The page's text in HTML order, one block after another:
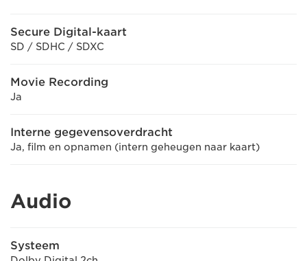
Secure Digital-kaart
SD / SDHC / SDXC
Movie Recording
Ja
Interne gegevensoverdracht
Ja, film en opnamen (intern geheugen naar kaart)
Audio
Systeem